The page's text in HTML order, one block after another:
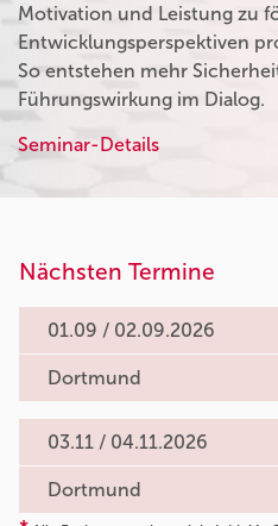
Motivation und Leistung zu
Entwicklungsperspektiven
So entstehen mehr
Führungswirkung im Dialog.
Seminar-Details
Nächsten Termine
01.09 / 02.09.2026
Dortmund
03.11 / 04.11.2026
Dortmund